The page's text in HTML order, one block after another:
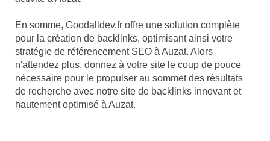
En somme, Goodalldev.fr offre une solution complète
pour la création de backlinks, optimisant ainsi votre
stratégie de référencement SEO à Auzat. Alors
n'attendez plus, donnez à votre site le coup de pouce
nécessaire pour le propulser au sommet des résultats
de recherche avec notre site de backlinks innovant et
hautement optimisé à Auzat.